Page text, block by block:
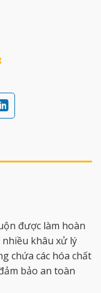
được làm hoàn
khâu xử lý
chứa các hóa chất
bảo an toàn